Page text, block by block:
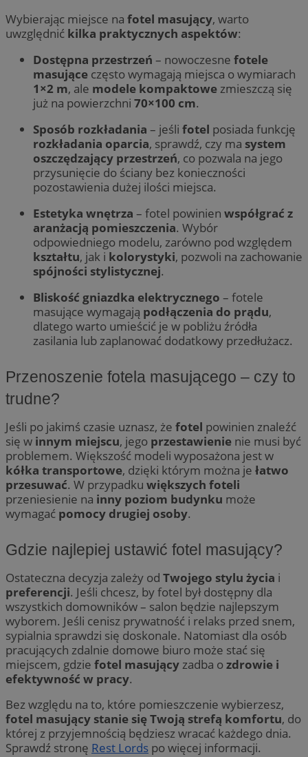
Wybierając miejsce na fotel masujący, warto
uwzględnić kilka praktycznych aspektów:
Dostępna przestrzeń – nowoczesne fotele
masujące często wymagają miejsca o wymiarach
1×2 m, ale modele kompaktowezmieszczą się
już na powierzchni 70×100 cm.
Sposób rozkładania – jeśli fotel posiada funkcję
rozkładania oparcia, sprawdź, czy ma system
oszczędzający przestrzeń, co pozwala na jego
przysunięcie do ściany bez konieczności
pozostawienia dużej ilości miejsca.
Estetyka wnętrza – fotel powinien współgrać z
aranżacją pomieszczenia. Wybór
odpowiedniego modelu, zarówno pod względem
kształtu, jak i kolorystyki, pozwoli na zachowanie
spójności stylistycznej.
Bliskość gniazdka elektrycznego – fotele
masujące wymagają podłączenia do prądu,
dlatego warto umieścić je w pobliżu źródła
zasilania lub zaplanować dodatkowy przedłużacz.
Przenoszenie fotela masującego – czy to
trudne?
Jeśli po jakimś czasie uznasz, że fotel powinien znaleźć
się w innym miejscu, jego przestawienie nie musi być
problemem. Większość modeli wyposażona jest w
kółka transportowe, dzięki którym można je łatwo
przesuwać. W przypadku większych foteli
przeniesienie na inny poziom budynku może
wymagać pomocy drugiej osoby.
Gdzie najlepiej ustawić fotel masujący?
Ostateczna decyzja zależy od Twojego stylu życia i
preferencji. Jeśli chcesz, by fotel był dostępny dla
wszystkich domowników – salon będzie najlepszym
wyborem. Jeśli cenisz prywatność i relaks przed snem,
sypialnia sprawdzi się doskonale. Natomiast dla osób
pracujących zdalnie domowe biuro może stać się
miejscem, gdzie fotel masującyzadba ozdrowie i
efektywność w pracy.
Bez względu na to, które pomieszczenie wybierzesz,
fotel masujący stanie się Twoją strefą komfortu, do
której z przyjemnością będziesz wracać każdego dnia.
Sprawdź stronę Rest Lords po więcej informacji.